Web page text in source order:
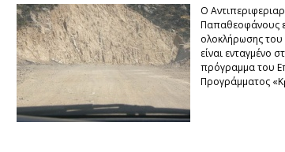
Ο
Παπαθεοφάνους
ολοκλήρωσης
είναι ενταγμένο
πρόγραμμα του
Προγράμματος